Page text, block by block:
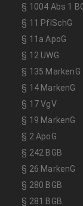
§ 1004 Abs 1
§ 11 PflSchG
§ 11a ApoG
§ 12 UWG
§ 135 MarkenG
§ 14 MarkenG
§ 17 VgV
§ 19 MarkenG
§ 2 ApoG
§ 242 BGB
§ 26 MarkenG
§ 280 BGB
§ 281 BGB